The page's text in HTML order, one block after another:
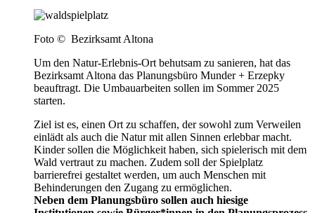
Foto © Bezirksamt Altona
Um den Natur-Erlebnis-Ort behutsam zu sanieren, hat das
Bezirksamt Altona das Planungsbüro Munder + Erzepky
beauftragt. Die Umbauarbeiten sollen im Sommer 2025
starten.
Ziel ist es, einen Ort zu schaffen, der sowohl zum Verweilen
einlädt als auch die Natur mit allen Sinnen erlebbar macht.
Kinder sollen die Möglichkeit haben, sich spielerisch mit dem
Wald vertraut zu machen. Zudem soll der Spielplatz
barrierefrei gestaltet werden, um auch Menschen mit
Behinderungen den Zugang zu ermöglichen.
Neben dem Planungsbüro sollen auch hiesige